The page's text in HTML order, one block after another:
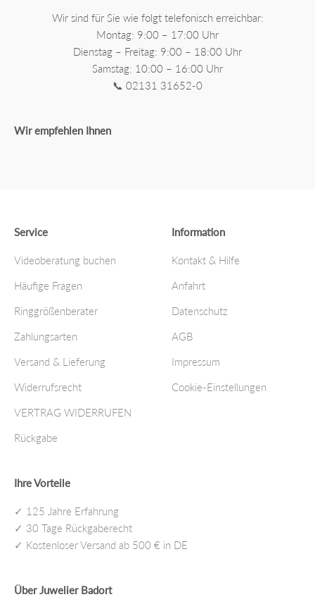
Wir sind für Sie wie folgt telefonisch erreichbar:
Montag: 9:00 – 17:00 Uhr
Dienstag – Freitag: 9:00 – 18:00 Uhr
Samstag: 10:00 – 16:00 Uhr
📞 02131 31652-0
Wir empfehlen Ihnen
Service
Videoberatung buchen
Häufige Fragen
Ringgrößenberater
Zahlungsarten
Versand & Lieferung
Widerrufsrecht
VERTRAG WIDERRUFEN
Rückgabe
Information
Kontakt & Hilfe
Anfahrt
Datenschutz
AGB
Impressum
Cookie-Einstellungen
Ihre Vorteile
✓ 125 Jahre Erfahrung
✓ 30 Tage Rückgaberecht
✓ Kostenloser Versand ab 500 € in DE
Über Juwelier Badort